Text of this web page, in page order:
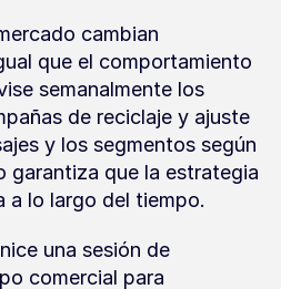
cambian
que el comportamiento
semanalmente los
de reciclaje y ajuste
y los segmentos según
garantiza que la estrategia
a lo largo del tiempo.
una sesión de
comercial para